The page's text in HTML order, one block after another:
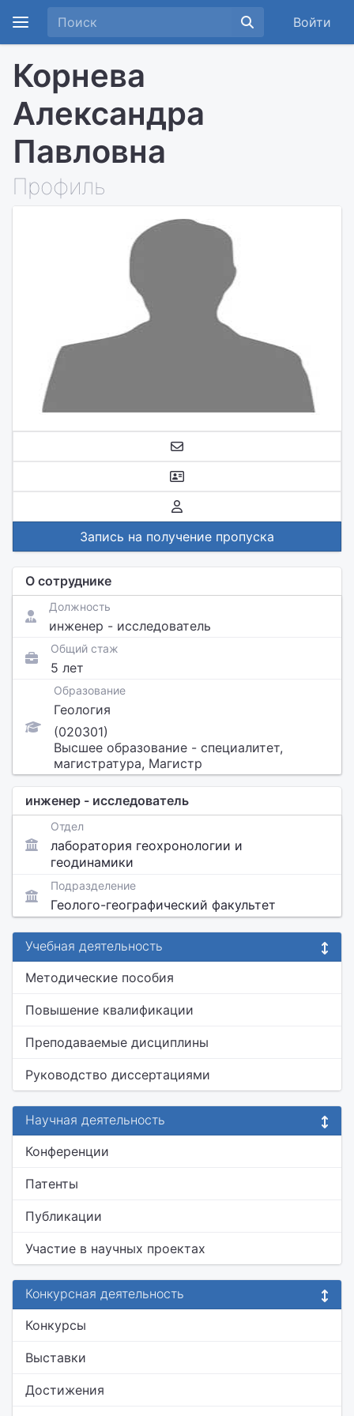
Войти
Корнева
Александра
Павловна
Профиль
Запись на получение пропуска
О сотруднике
Должность
инженер - исследователь
Общий стаж
5 лет
Образование
Геология
(020301)
Высшее образование - специалитет,
магистратура, Магистр
инженер - исследователь
Отдел
лаборатория геохронологии и
геодинамики
Подразделение
Геолого-географический факультет
Учебная деятельность
Методические пособия
Повышение квалификации
Преподаваемые дисциплины
Руководство диссертациями
Научная деятельность
Конференции
Патенты
Публикации
Участие в научных проектах
Конкурсная деятельность
Конкурсы
Выставки
Достижения